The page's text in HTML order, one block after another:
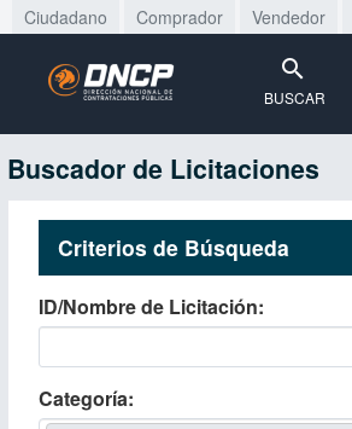
Ciudadano Comprador Vendedor
BUSCAR
Buscador de Licitaciones
Criterios de Búsqueda
ID/Nombre de Licitación
Categoría